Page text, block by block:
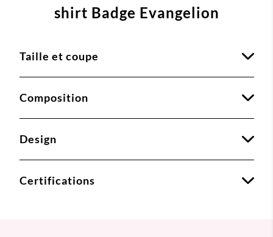
shirt Badge Evangelion
Taille et coupe
Composition
Design
Certifications